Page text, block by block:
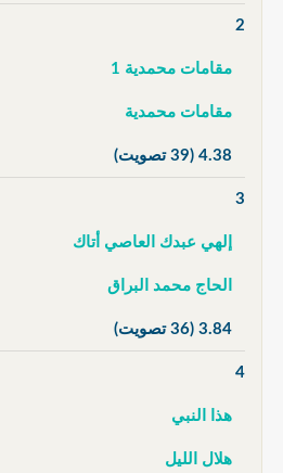
2
مقامات محمدية 1
مقامات محمدية
4.38 (39 تصويت)
3
إلهي عبدك العاصي أتاك
الحاج محمد البراق
3.84 (36 تصويت)
4
هذا النبي
هلال الليل